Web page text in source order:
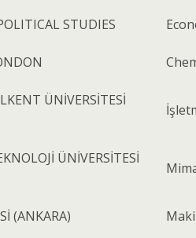
STUDIES
ÜNİVERSİTESİ
ÜNİVERSİTESİ
(ANKARA)